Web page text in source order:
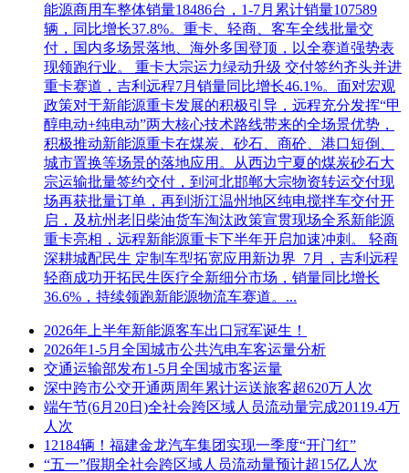
中铁一局集团有限公司（联合体成员）
中铁十五局集团有限公司（联合体成员）
项目名称：唐曹铁路东延至京唐港正线项目
工程位于河北省唐山市南部，线路大致呈东西走向，途经丰南
区、曹妃甸区、乐亭县、海港经济开发区。投资总额：541874
万元；主要包括正线工程、联络线工程、改建西环线工程。正
线工程线路全长36.394km，全线共设车站4座，其中改建既有
站1座，为曹妃甸东站；新建车站3座，为盐场站、三岛站及唐
山港站。
建设单位为唐山环港廊道运输有限公司。
正线站前1区（TCZXZQ-1）；工程范围及起讫里程：
DK0+000~链后DK14+078.36、
DK17+091.07~DK17+183.47（大清河站中桥）；工区长度
（km）：13.978正线公里；主要工程内容细化：详见招标文
正线站前2区（TCZXZQ-2）；工程范围及起讫里程：大清河
（不含）到三岛（不含）DK17+844.88~DK28+425.00；工区
长度（km）：10.58正线公里；主要工程内容细化：详见招标
文件。
能源商用车整体销量18486台，1-7月累计销量107589
辆，同比增长37.8%。重卡、轻商、客车全线批量交
付，国内多场景落地、海外多国登顶，以全赛道强势表
现领跑行业。 重卡大宗运力绿动升级 交付签约齐头并进
重卡赛道，吉利远程7月销量同比增长46.1%。面对宏观
政策对于新能源重卡发展的积极引导，远程充分发挥“甲
醇电动+纯电动”两大核心技术路线带来的全场景优势，
积极推动新能源重卡在煤炭、砂石、商砼、港口短倒、
城市置换等场景的落地应用。从西边宁夏的煤炭砂石大
宗运输批量签约交付，到河北邯郸大宗物资转运交付现
场再获批量订单，再到浙江温州地区纯电搅拌车交付开
启，及杭州老旧柴油货车淘汰政策宣贯现场全系新能源
重卡亮相，远程新能源重卡下半年开启加速冲刺。 轻商
深耕城配民生 定制车型拓宽应用新边界 7月，吉利远程
轻商成功开拓民生医疗全新细分市场，销量同比增长
36.6%，持续领跑新能源物流车赛道。...
2026年上半年新能源客车出口冠军诞生！
2026年1-5月全国城市公共汽电车客运量分析
交通运输部发布1-5月全国城市客运量
深中跨市公交开通两周年累计运送旅客超620万人次
端午节(6月20日)全社会跨区域人员流动量完成20119.4万
人次
12184辆！福建金龙汽车集团实现一季度“开门红”
“五一”假期全社会跨区域人员流动量预计超15亿人次